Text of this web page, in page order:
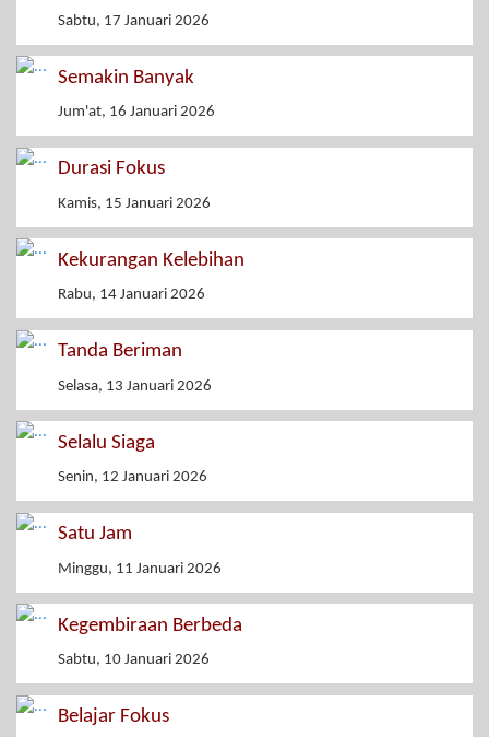
Sabtu, 17 Januari 2026
Semakin Banyak
Jum'at, 16 Januari 2026
Durasi Fokus
Kamis, 15 Januari 2026
Kekurangan Kelebihan
Rabu, 14 Januari 2026
Tanda Beriman
Selasa, 13 Januari 2026
Selalu Siaga
Senin, 12 Januari 2026
Satu Jam
Minggu, 11 Januari 2026
Kegembiraan Berbeda
Sabtu, 10 Januari 2026
Belajar Fokus